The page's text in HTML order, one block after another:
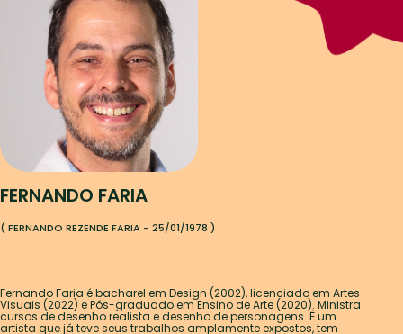
FERNANDO FARIA
( FERNANDO REZENDE FARIA - 25/01/1978 )
Fernando Faria é bacharel em Design (2002), licenciado em Artes
Visuais (2022) e Pós-graduado em Ensino de Arte (2020). Ministra
cursos de desenho realista e desenho de personagens. É um
artista que já teve seus trabalhos amplamente expostos, tem